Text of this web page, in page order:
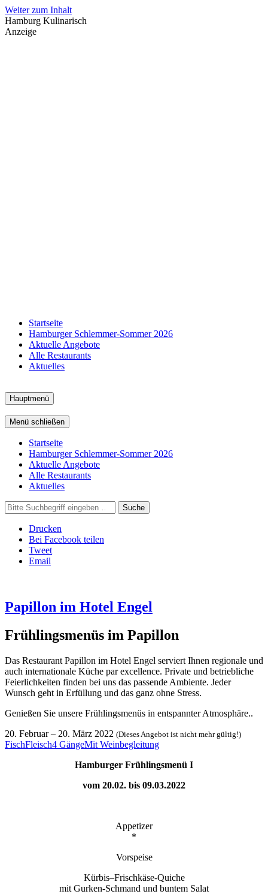
Weiter zum Inhalt
Hamburg Kulinarisch
Anzeige
Startseite
Hamburger Schlemmer-Sommer 2026
Aktuelle Angebote
Alle Restaurants
Aktuelles
Hauptmenü
Menü schließen
Startseite
Hamburger Schlemmer-Sommer 2026
Aktuelle Angebote
Alle Restaurants
Aktuelles
Suche
Drucken
Bei Facebook teilen
Tweet
Email
Papillon im Hotel Engel
Frühlingsmenüs im Papillon
Das Restaurant Papillon im Hotel Engel serviert Ihnen regionale und
auch internationale Küche par excellence. Private und betriebliche
Feierlichkeiten finden bei uns das passende Ambiente. Jeder
Wunsch geht in Erfüllung und das ganz ohne Stress.
Genießen Sie unsere Frühlingsmenüs in entspannter Atmosphäre..
20. Februar– 20. März 2022 (Dieses Angebot ist nicht mehr gültig!)
FischFleisch4 GängeMit Weinbegleitung
Hamburger Frühlingsmenü I
vom 20.02. bis 09.03.2022
Appetizer
*
Vorspeise
Kürbis–Frischkäse-Quiche
mit Gurken-Schmand und buntem Salat